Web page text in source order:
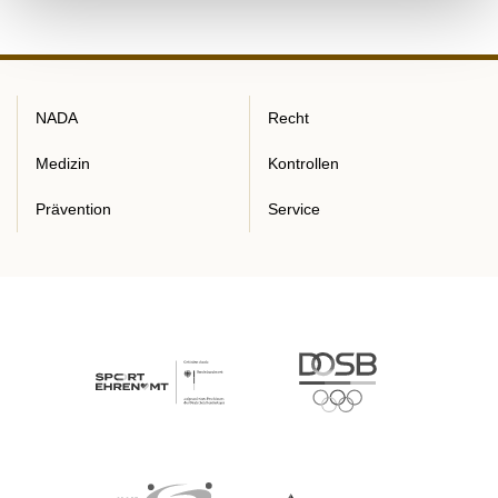
NADA Recht
Medizin Kontrollen
Prävention Service